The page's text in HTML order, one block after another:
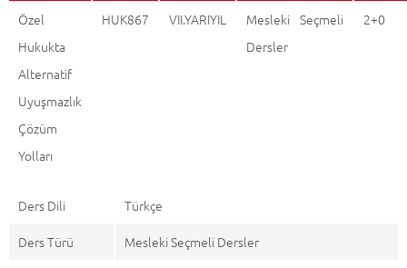
Özel
Hukukta
Alternatif
Uyuşmazlık
Çözüm
Yolları
HUK867 VII.YARIYIL
Mesleki Seçmeli
Dersler
2+0
Ders Dili
Türkçe
Ders Türü
Mesleki Seçmeli Dersler